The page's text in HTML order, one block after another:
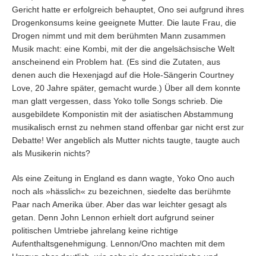
Gericht hatte er erfolgreich behauptet, Ono sei aufgrund ihres
Drogenkonsums keine geeignete Mutter. Die laute Frau, die
Drogen nimmt und mit dem berühmten Mann zusammen
Musik macht: eine Kombi, mit der die angelsächsische Welt
anscheinend ein Problem hat. (Es sind die Zutaten, aus
denen auch die Hexenjagd auf die Hole-Sängerin Courtney
Love, 20 Jahre später, gemacht wurde.) Über all dem konnte
man glatt vergessen, dass Yoko tolle Songs schrieb. Die
ausgebildete Komponistin mit der asiatischen Abstammung
musikalisch ernst zu nehmen stand offenbar gar nicht erst zur
Debatte! Wer angeblich als Mutter nichts taugte, taugte auch
als Musikerin nichts?
Als eine Zeitung in England es dann wagte, Yoko Ono auch
noch als »hässlich« zu bezeichnen, siedelte das berühmte
Paar nach Amerika über. Aber das war leichter gesagt als
getan. Denn John Lennon erhielt dort aufgrund seiner
politischen Umtriebe jahrelang keine richtige
Aufenthaltsgenehmigung. Lennon/Ono machten mit dem